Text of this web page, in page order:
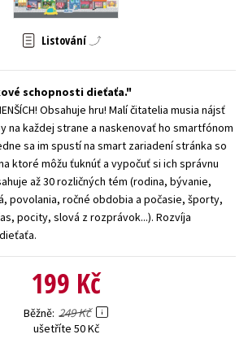
Zahraniční literatura
Listování
schopnosti dieťaťa.
Obsahuje hru! Malí čitatelia musia nájsť
na každej strane a naskenovať ho smartfónom
sa im spustí na smart zariadení stránka so
ktoré môžu ťuknúť a vypočuť si ich správnu
až 30 rozličných tém (rodina, bývanie,
povolania, ročné obdobia a počasie, športy,
pocity, slová z rozprávok...). Rozvíja
199 Kč
Běžně 249 Kč
ušetříte 50 Kč